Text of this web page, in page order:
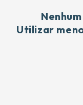
Utilizar